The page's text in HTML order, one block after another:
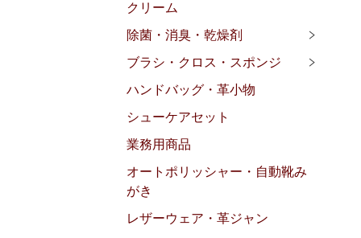
クリーム
除菌・消臭・乾燥剤
ブラシ・クロス・スポンジ
ハンドバッグ・革小物
シューケアセット
業務用商品
オートポリッシャー・自動靴み
がき
レザーウェア・革ジャン